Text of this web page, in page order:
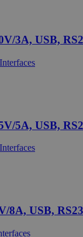
3A, USB,
5A, USB,
8A, USB,